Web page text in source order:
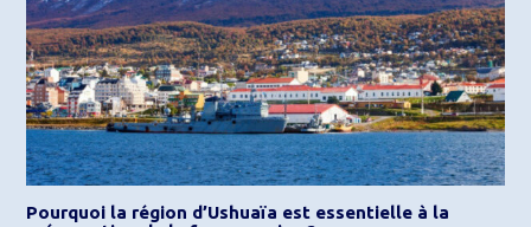
Pourquoi la région d’Ushuaïa est essentielle à la